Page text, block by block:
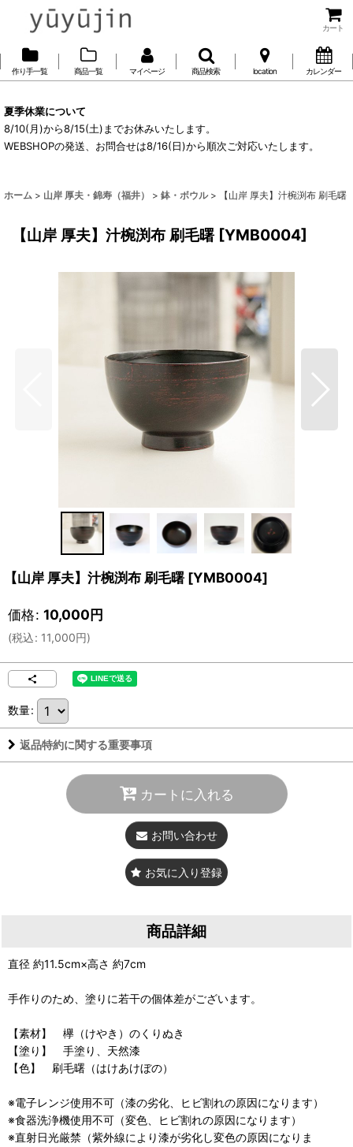
カート
作り手一覧 商品一覧 マイページ 商品検索 location カレンダー
夏季休業について
8/10(月)から8/15(土)までお休みいたします。
WEBSHOPの発送、お問合せは8/16(日)から順次ご対応いたします。
ホーム > 山岸 厚夫・錦寿（福井） > 鉢・ボウル > 【山岸 厚夫】汁椀渕布 刷毛曙
【山岸 厚夫】汁椀渕布 刷毛曙 [YMB0004]
【山岸 厚夫】汁椀渕布 刷毛曙 [YMB0004]
価格: 10,000円
(税込: 11,000円)
数量:
返品特約に関する重要事項
カートに入れる
お問い合わせ
お気に入り登録
商品詳細
直径 約11.5cm×高さ 約7cm
手作りのため、塗りに若干の個体差がございます。
【素材】 欅（けやき）のくりぬき
【塗り】 手塗り、天然漆
【色】 刷毛曙（はけあけぼの）
※電子レンジ使用不可（漆の劣化、ヒビ割れの原因になります）
※食器洗浄機使用不可（変色、ヒビ割れの原因になります）
※直射日光厳禁（紫外線により漆が劣化し変色の原因になりま